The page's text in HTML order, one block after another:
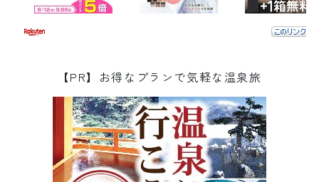
【PR】お得なプランで気軽な温泉旅